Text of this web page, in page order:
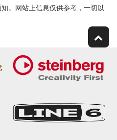
。网站上信息仅供参考，一切以